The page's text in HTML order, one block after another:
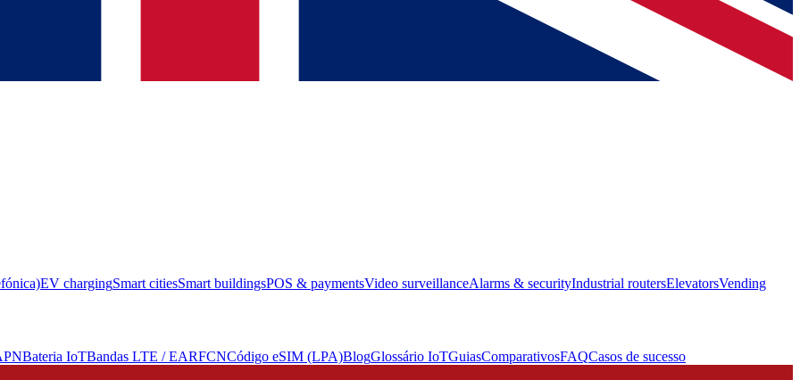
EV chargingSmart citiesSmart buildingsPOS & paymentsVideo surveillanceAlarms & securityIndustrial routersElevatorsVending
Bateria IoTBandas LTE / EARFCNCódigo eSIM (LPA)BlogGlossário IoTGuiasComparativosFAQCasos de sucesso